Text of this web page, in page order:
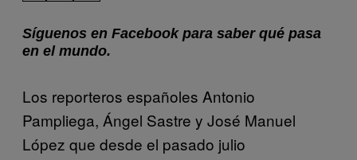
Síguenos en Facebook para saber qué pasa
en el mundo.
Los reporteros españoles Antonio
Pampliega, Ángel Sastre y José Manuel
López que desde el pasado julio